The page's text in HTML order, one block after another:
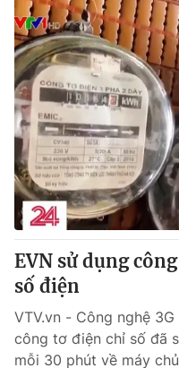
EVN sử dụng
số điện
VTV.vn - Công nghệ
công tơ điện chỉ số đã
mỗi 30 phút về máy